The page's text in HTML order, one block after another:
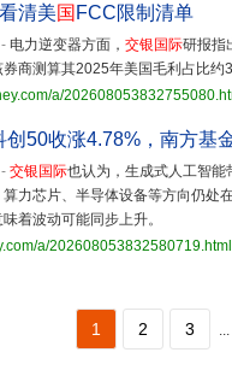
清美国 FCC限制清单
- 电力逆变器方面， 交银国际研报指
券商测算其2025年美国毛利占
a/
创50收涨4.78%，南方基
- 交银国际也认为，生成式人工智
算力芯片、半导体设备等方向仍
着波动可能同步上升。
a/202608053832580719.html
1 2 3 ...